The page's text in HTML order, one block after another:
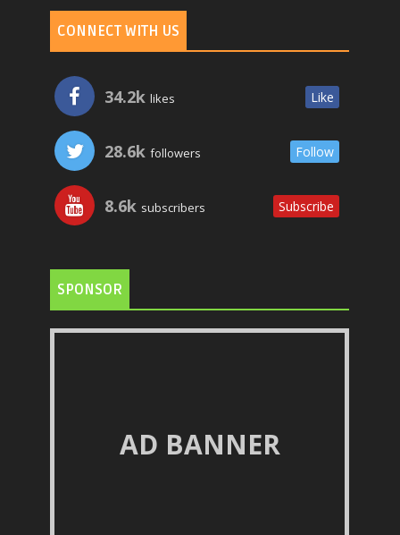
CONNECT WITH US
34.2k likes Like
28.6k followers Follow
8.6k subscribers Subscribe
SPONSOR
AD BANNER